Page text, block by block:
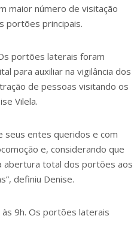
maior número de visitação
portões principais.
portões laterais foram
para auxiliar na vigilância dos
de pessoas visitando os
Vilela.
seus entes queridos e com
e, considerando que
abertura total dos portões aos
definiu Denise.
9h. Os portões laterais